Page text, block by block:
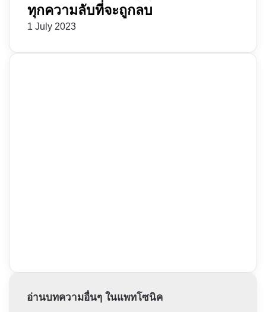
ทุกความลับที่จะถูกลบ
1 July 2023
อ่านบทความอื่นๆ ในแพทโซนิค